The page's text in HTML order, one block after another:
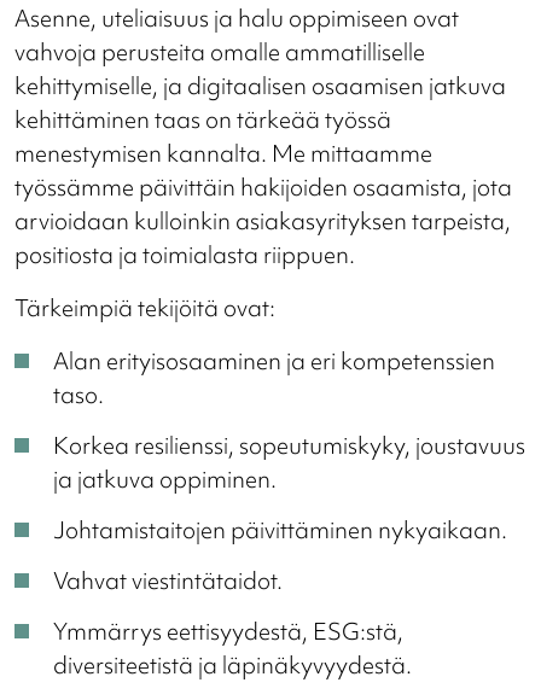
Asenne, uteliaisuus ja halu oppimiseen ovat
vahvoja perusteita omalle ammatilliselle
kehittymiselle, ja digitaalisen osaamisen jatkuva
kehittäminen taas on tärkeää työssä
menestymisen kannalta. Me mittaamme
työssämme päivittäin hakijoiden osaamista, jota
arvioidaan kulloinkin asiakasyrityksen tarpeista,
positiosta ja toimialasta riippuen.
Tärkeimpiä tekijöitä ovat:
Alan erityisosaaminen ja eri kompetenssien
taso.
Korkea resilienssi, sopeutumiskyky, joustavuus
ja jatkuva oppiminen.
Johtamistaitojen päivittäminen nykyaikaan.
Vahvat viestintätaidot.
Ymmärrys eettisyydestä, ESG:stä,
diversiteetistä ja läpinäkyvyydestä.